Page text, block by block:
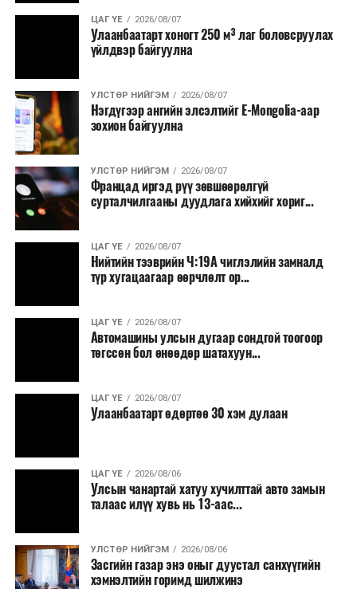
ЦАГ ҮЕ 2026/08/07
Улаанбаатарт хоногт 250 м³ лаг боловсруулах
үйлдвэр байгуулна
УЛСТӨР НИЙГЭМ 2026/08/07
Нэгдүгээр ангийн элсэлтийг E-Mongolia-аар
зохион байгуулна
УЛСТӨР НИЙГЭМ 2026/08/07
Францад иргэд рүү зөвшөөрөлгүй
сурталчилгааны дуудлага хийхийг хориг...
ЦАГ ҮЕ 2026/08/07
Нийтийн тээврийн Ч:19А чиглэлийн замналд
түр хугацаагаар өөрчлөлт ор...
ЦАГ ҮЕ 2026/08/07
Автомашины улсын дугаар сондгой тоогоор
төгссөн бол өнөөдөр шатахуун...
ЦАГ ҮЕ 2026/08/07
Улаанбаатарт өдөртөө 30 хэм дулаан
ЦАГ ҮЕ 2026/08/06
Улсын чанартай хатуу хучилттай авто замын
талаас илүү хувь нь 13-аас...
УЛСТӨР НИЙГЭМ 2026/08/06
Засгийн газар энэ оныг дуустал санхүүгийн
хэмнэлтийн горимд шилжинэ